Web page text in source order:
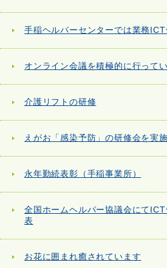
手稲ヘルパーセンターでは業務ICT
オンライン会議を積極的に行って
介護リフトの研修
えがお「感染予防」の研修会を実施
永年勤続表彰（手稲事業所）
全国ホームヘルパー協議会にて
表
お花に囲まれ癒されています